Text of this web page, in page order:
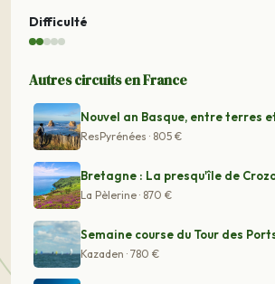
Difficulté
Autres circuits en France
Nouvel an Basque, entre terres
ResPyrénées · 805 €
Bretagne : La presqu'île de
La Pèlerine · 870 €
Semaine course du Tour des
Kazaden · 780 €